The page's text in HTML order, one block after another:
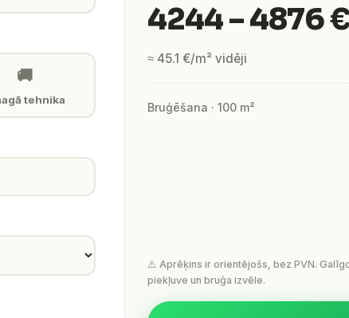
🚚
tehnika
4244 – 4876 €
≈ 45.1 €/m² vidēji
Bruģēšana · 100 m²
⚠️ Aprēķins ir orientējošs, bez PVN.
piekļuve un bruģa izvēle.